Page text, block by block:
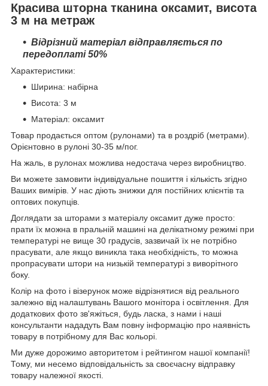
Красива шторна тканина оксамит, висота
3 м на метраж
Відрізний матеріал відправляється по
передоплаті 50%
Характеристики:
Ширина: набірна
Висота: 3 м
Матеріал: оксамит
Товар продається оптом (рулонами) та в роздріб (метрами).
Орієнтовно в рулоні 30-35 м/пог.
На жаль, в рулонах можлива недостача через виробництво.
Ви можете замовити індивідуальне пошиття і кількість згідно
Ваших вимірів. У нас діють знижки для постійних клієнтів та
оптових покупців.
Доглядати за шторами з матеріалу оксамит дуже просто:
прати їх можна в пральній машині на делікатному режимі при
температурі не вище 30 градусів, зазвичай їх не потрібно
прасувати, але якщо виникла така необхідність, то можна
пропрасувати штори на низькій температурі з виворітного
боку.
Колір на фото і візерунок може відрізнятися від реального
залежно від налаштувань Вашого монітора і освітлення. Для
додаткових фото зв'яжіться, будь ласка, з нами і наші
консультанти нададуть Вам повну інформацію про наявність
товару в потрібному для Вас кольорі.
Ми дуже дорожимо авторитетом і рейтингом нашої компанії!
Тому, ми несемо відповідальність за своєчасну відправку
товару належної якості.